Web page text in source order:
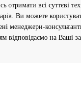
отримати всі суттєві
Ви можете
менеджери-
відповідаємо на Ваші